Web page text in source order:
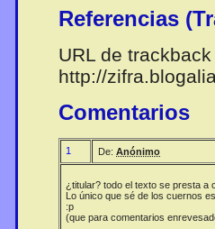
Referencias
URL de
http://
Comentarios
1 De: Anónimo
¿titular? todo el texto se presta a
Lo único que sé de los cuernos
:p
(que para comentarios